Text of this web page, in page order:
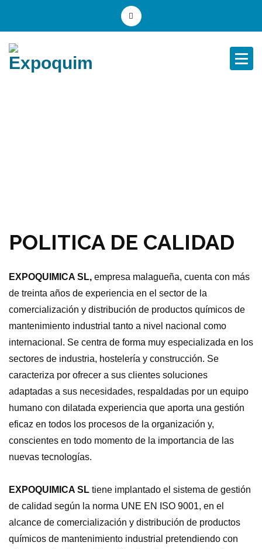
contenido
POLITICA DE CALIDAD
EXPOQUIMICA SL, empresa malagueña, cuenta con más
de treinta años de experiencia en el sector de la
comercialización y distribución de productos químicos de
mantenimiento industrial tanto a nivel nacional como
internacional. Se centra de forma muy especializada en los
sectores de industria, hostelería y construcción. Se
caracteriza por ofrecer a sus clientes soluciones
adaptadas a sus necesidades, respaldadas por un equipo
humano con dilatada experiencia que aporta una gestión
eficaz en todos los procesos de la organización y,
conscientes en todo momento de la importancia de las
nuevas tecnologías.
EXPOQUIMICA SL tiene implantado el sistema de gestión
de calidad según la norma UNE EN ISO 9001, en el
alcance de comercialización y distribución de productos
químicos de mantenimiento industrial pretendiendo con